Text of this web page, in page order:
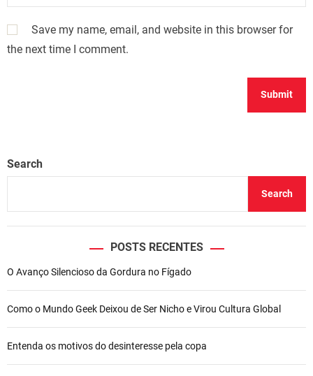
Save my name, email, and website in this browser for
the next time I comment.
Search
Search
POSTS RECENTES
O Avanço Silencioso da Gordura no Fígado
Como o Mundo Geek Deixou de Ser Nicho e Virou Cultura Global
Entenda os motivos do desinteresse pela copa